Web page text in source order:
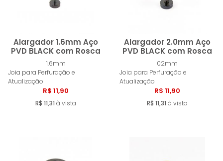
Alargador 1.6mm Aço
PVD BLACK com Rosca
1.6mm
Joia para Perfuração e
Atualização
R$ 11,90
R$ 11,31 à vista
Comprar
Alargador 2.0mm Aço
PVD BLACK com Rosca
02mm
Joia para Perfuração e
Atualização
R$ 11,90
R$ 11,31 à vista